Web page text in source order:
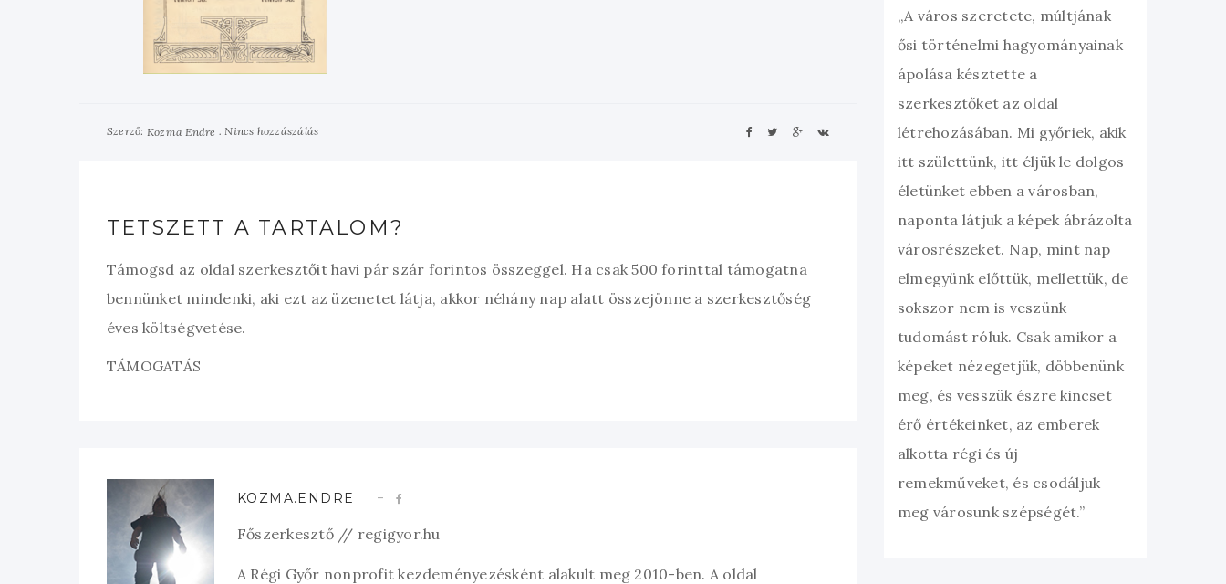
Szerző: Kozma Endre Nincs hozzászálás
TETSZETT A TARTALOM?
Támogsd az oldal szerkesztőit havi pár szár forintos összeggel. Ha csak 500 forinttal támogatna
bennünket mindenki, aki ezt az üzenetet látja, akkor néhány nap alatt összejönne a szerkesztőség
éves költségvetése.
TÁMOGATÁS
KOZMA.ENDRE
Főszerkesztő // regigyor.hu
A Régi Győr nonprofit kezdeményezésként alakult meg 2010-ben. A oldal
„A város szeretete, múltjának
ősi történelmi hagyományainak
ápolása késztette a
szerkesztőket az oldal
létrehozásában. Mi győriek, akik
itt születtünk, itt éljük le dolgos
életünket ebben a városban,
naponta látjuk a képek ábrázolta
városrészeket. Nap, mint nap
elmegyünk előttük, mellettük, de
sokszor nem is veszünk
tudomást róluk. Csak amikor a
képeket nézegetjük, döbbenünk
meg, és vesszük észre kincset
érő értékeinket, az emberek
alkotta régi és új
remekműveket, és csodáljuk
meg városunk szépségét.”